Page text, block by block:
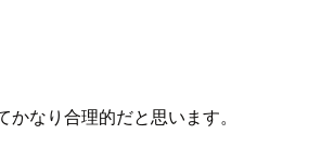
なり合理的だと思います。